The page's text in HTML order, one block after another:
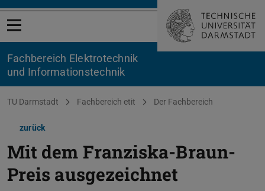
Menü öffnen
Fachbereich Elektrotechnik
und Informationstechnik
Sie befinden sich hier:
TU Darmstadt Fachbereich etit Der Fachbereich
zurück
Mit dem Franziska-Braun-
Preis ausgezeichnet